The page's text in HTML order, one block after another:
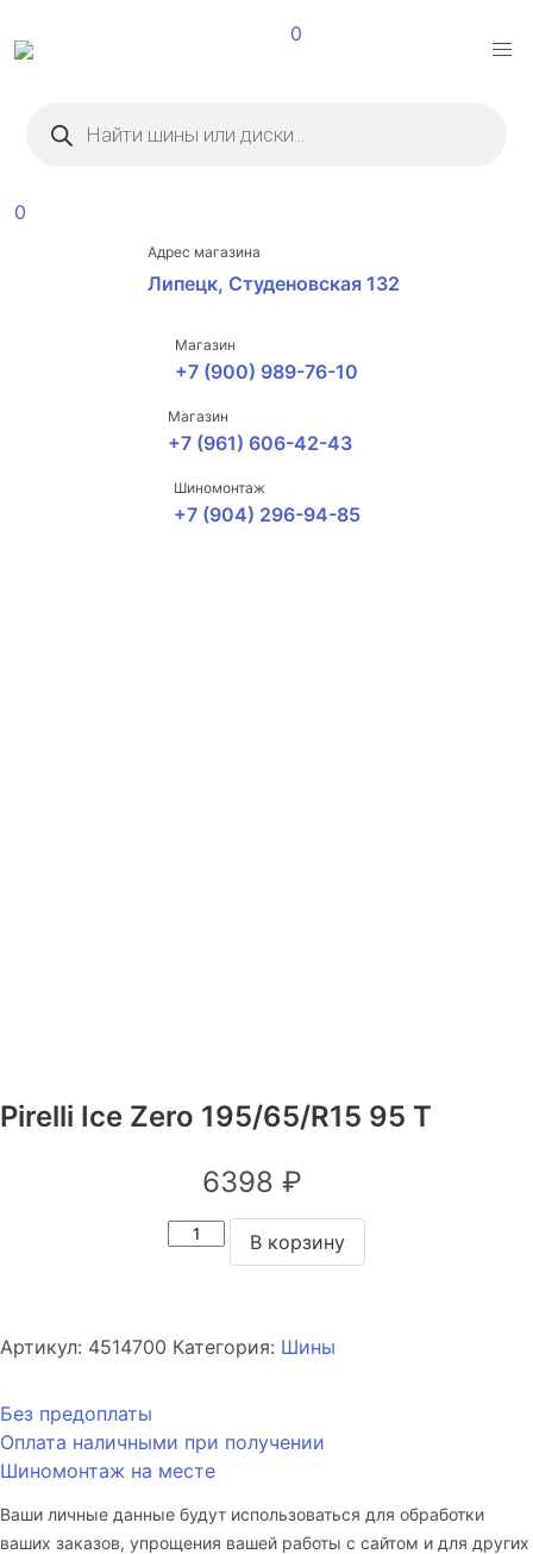
0
товаров
0
Адрес магазина
Липецк, Студеновская 132
Магазин
+7 (900) 989-76-10
Магазин
+7 (961) 606-42-43
Шиномонтаж
+7 (904) 296-94-85
Pirelli Ice Zero 195/65/R15 95 T
6398 ₽
Количество
товара
Zero
В корзину
Артикул: 4514700 Категория: Шины
Без предоплаты
Оплата наличными при получении
Шиномонтаж на месте
Ваши личные данные будут использоваться для обработки
ваших заказов, упрощения вашей работы с сайтом и для других